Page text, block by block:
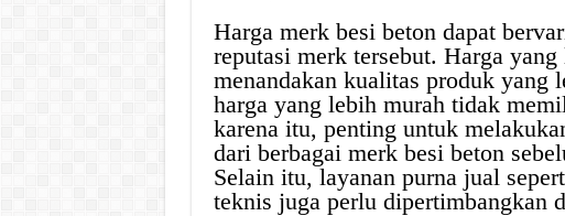
Harga merk besi beton dapat
reputasi merk tersebut. Harga
menandakan kualitas produk yang
harga yang lebih murah tidak
karena itu, penting untuk
dari berbagai merk besi beton
Selain itu, layanan purna jual
teknis juga perlu dipertimbangkan